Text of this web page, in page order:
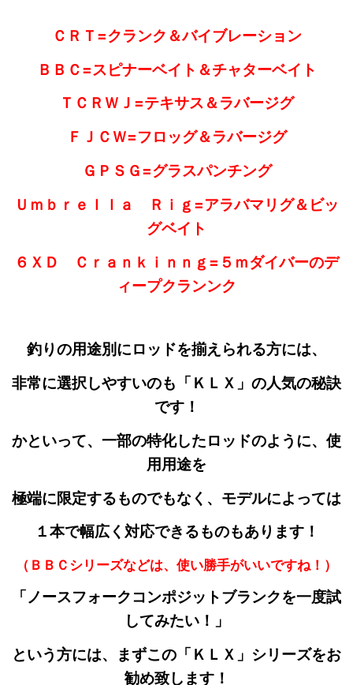
ＣＲＴ=クランク＆バイブレーション
ＢＢＣ=スピナーベイト＆チャターベイト
ＴＣＲＷＪ=テキサス＆ラバージグ
ＦＪＣＷ=フロッグ＆ラバージグ
ＧＰＳＧ=グラスパンチング
Ｕｍｂｒｅｌｌａ Ｒｉｇ=アラバマリグ＆ビッ
グベイト
６ＸＤ Ｃｒａｎｋｉｎｎｇ=５ｍダイバーのデ
ィープクランンク
釣りの用途別にロッドを揃えられる方には、
非常に選択しやすいのも「ＫＬＸ」の人気の秘訣
です！
かといって、一部の特化したロッドのように、使
用用途を
極端に限定するものでもなく、モデルによっては
１本で幅広く対応できるものもあります！
（ＢＢＣシリーズなどは、使い勝手がいいですね！）
「ノースフォークコンポジットブランクを一度試
してみたい！」
という方には、まずこの「ＫＬＸ」シリーズをお
勧め致します！